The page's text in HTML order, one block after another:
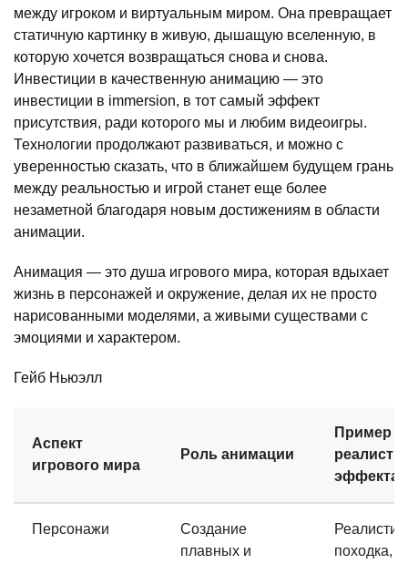
между игроком и виртуальным миром. Она превращает
статичную картинку в живую, дышащую вселенную, в
которую хочется возвращаться снова и снова.
Инвестиции в качественную анимацию — это
инвестиции в immersion, в тот самый эффект
присутствия, ради которого мы и любим видеоигры.
Технологии продолжают развиваться, и можно с
уверенностью сказать, что в ближайшем будущем грань
между реальностью и игрой станет еще более
незаметной благодаря новым достижениям в области
анимации.
Анимация — это душа игрового мира, которая вдыхает
жизнь в персонажей и окружение, делая их не просто
нарисованными моделями, а живыми существами с
эмоциями и характером.
Гейб Ньюэлл
Аспект
игрового мира
Роль анимации
Пример
эффекта
Персонажи
Создание
плавных и
походка,